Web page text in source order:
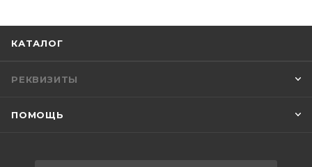
КАТАЛОГ
РЕКВИЗИТЫ
ПОМОЩЬ